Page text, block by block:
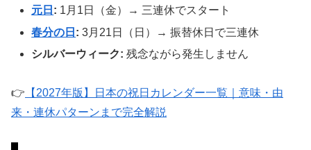
元日 : 1月1日（金）→ 三連休でスタート
春分の日 : 3月21日（日）→ 振替休日で三連休
シルバーウィーク: 残念ながら発生しません
👉 【2027年版】日本の祝日カレンダー一覧｜意味・由
来・連休パターンまで完全解説